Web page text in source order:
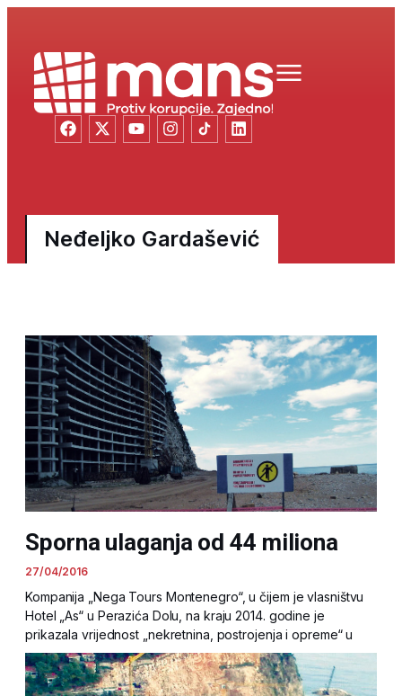
Neđeljko Gardašević
Sporna ulaganja od 44 miliona
27/04/2016
Kompanija „Nega Tours Montenegro“, u čijem je vlasništvu
Hotel „As“ u Perazića Dolu, na kraju 2014. godine je
prikazala vrijednost „nekretnina, postrojenja i opreme“ u